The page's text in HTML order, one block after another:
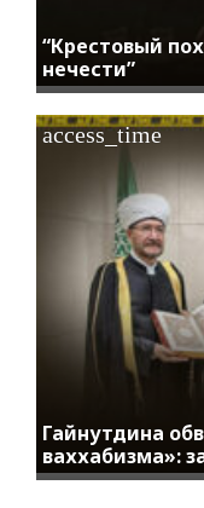
“Крестовый
нечести”
Гайнутдина
ваххабизма»:
access_time